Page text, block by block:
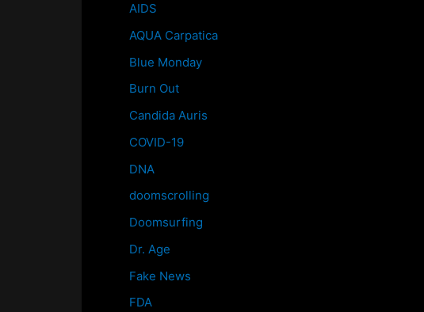
AIDS
AQUA Carpatica
Blue Monday
Burn Out
Candida Auris
COVID-19
DNA
doomscrolling
Doomsurfing
Dr. Age
Fake News
FDA